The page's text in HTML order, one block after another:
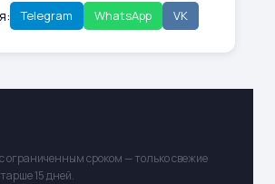
Telegram WhatsApp VK
ограниченным сроком — только свежие
15 дней.